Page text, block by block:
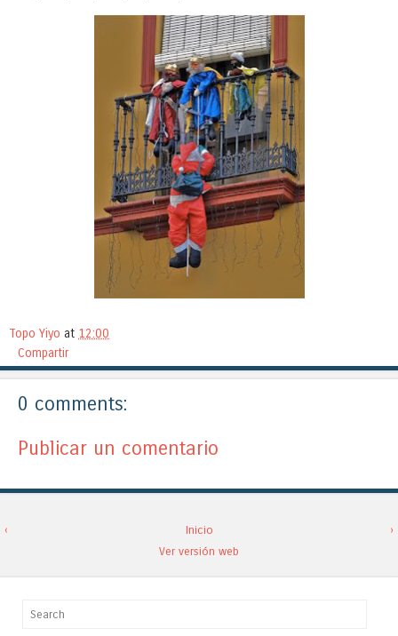
Topo Yiyo at 12:00
Compartir
0 comments:
Publicar un comentario
‹ ›
Inicio
Ver versión web
Search